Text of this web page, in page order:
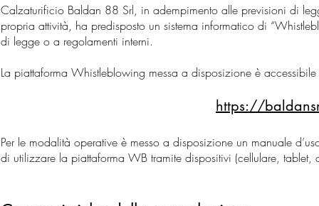
Calzaturificio Baldan 88 Srl, in adempimento alle previsioni di
propria attività, ha predisposto un sistema informatico di
di legge o a regolamenti interni.
La piattaforma Whistleblowing messa a disposizione è accessibile
https://
Per le modalità operative è messo a disposizione un manuale
di utilizzare la piattaforma WB tramite dispositivi (cellulare,